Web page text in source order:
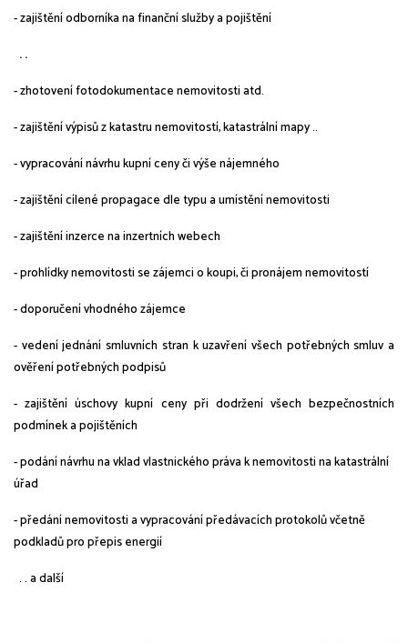
- zajištění odborníka na finanční služby a pojištění
. .
- zhotovení fotodokumentace nemovitosti atd.
- zajištění výpisů z katastru nemovitostí, katastrální mapy ..
- vypracování návrhu kupní ceny či výše nájemného
- zajištění cílené propagace dle typu a umístění nemovitosti
- zajištění inzerce na inzertních webech
- prohlídky nemovitosti se zájemci o koupi, či pronájem nemovitostí
- doporučení vhodného zájemce
- vedení jednání smluvních stran k uzavření všech potřebných smluv a
ověření potřebných podpisů
- zajištění úschovy kupní ceny při dodržení všech bezpečnostních
podmínek a pojištěních
- podání návrhu na vklad vlastnického práva k nemovitosti na katastrální
úřad
- předání nemovitosti a vypracování předávacích protokolů včetně
podkladů pro přepis energií
. . a další